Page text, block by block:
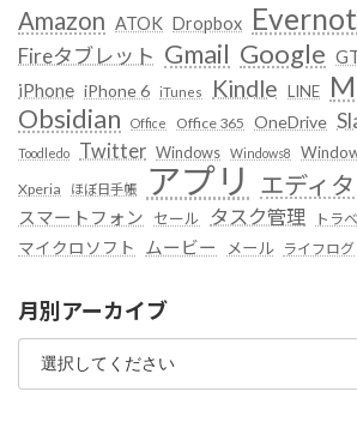
Amazon ATOK Dropbox
Fireタブレット Gmail Google
iPhone iPhone 6 iTunes Kindle LINE
Obsidian Office Office 365 OneDrive
Toodledo Twitter Windows Windows8
Xperia ほぼ日手帳 アプリ エディタ
スマートフォン セール タスク管理 トラ
マイクロソフト ムービー メール ライフログ
月別アーカイブ